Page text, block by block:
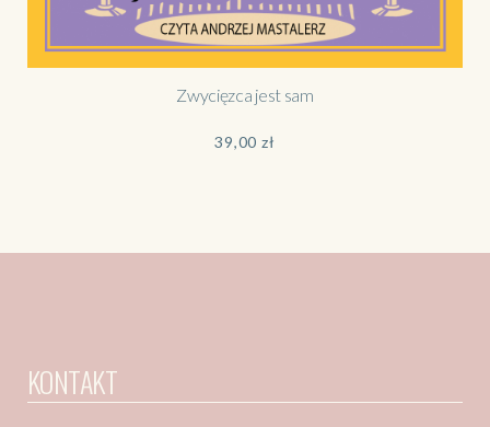
Zwycięzca jest sam
39,00zł
KONTAKT